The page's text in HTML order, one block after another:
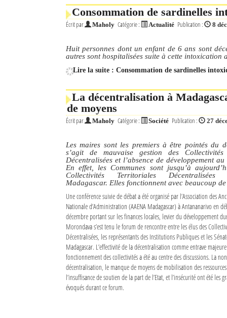
Consommation de sardinelles
Écrit par Maholy Catégorie : Actualité Publication : 8
Huit personnes dont un enfant de 6 ans sont
autres sont hospitalisées suite à cette intoxication
Lire la suite : Consommation de sardinelles
La décentralisation à
de moyens
Écrit par Maholy Catégorie : Société Publication : 27
Les maires sont les premiers à être pointés du
s’agit de mauvaise gestion des Collectivités
Décentralisées et l’absence de développement
En effet, les Communes sont jusqu’à
Collectivités Territoriales
Madagascar. Elles fonctionnent avec beaucoup
Une conférence suivie de débat a été organisé par l’Association des
Nationale d’Administration (AAENA Madagascar) à Antananarivo en
décembre portant sur les finances locales, levier du développement
Morondava s’est tenu le forum de rencontre entre les élus des
Décentralisées, les représentants des Institutions Publiques et les
Madagascar. L’effectivité de la décentralisation comme entrave
fonctionnement des collectivités a été au centre des discussions. La
décentralisation, le manque de moyens de mobilisation des
l’insuffisance de soutien de la part de l’Etat, et l’insécurité ont été les
évoqués durant ce forum.